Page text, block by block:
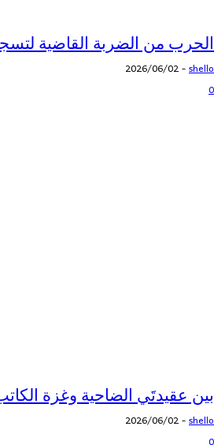
الحرب من الضربة القاضية
shello
-
2026/06/02
0
بين عقيدتَي الضاحية وغزة
shello
-
2026/06/02